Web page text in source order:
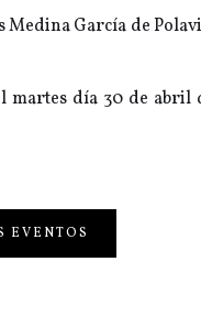
Medina García de
día 30 de abril
EVENTOS